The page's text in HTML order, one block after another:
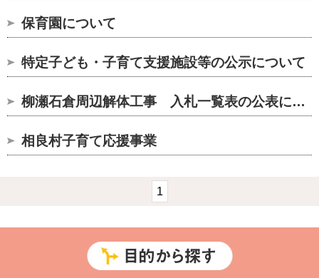
保育園について
特定子ども・子育て支援施設等の公示について
柳瀬石倉周辺解体工事 入札一覧表の公表について
相良村子育て応援事業
1